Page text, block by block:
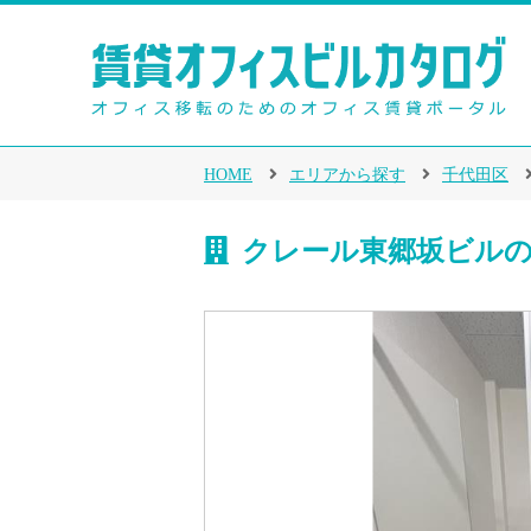
HOME エリアから探す 千代田区
クレール東郷坂ビル